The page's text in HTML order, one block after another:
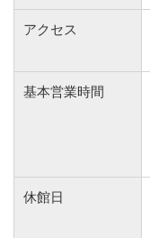
アクセス
基本営業時間
休館日